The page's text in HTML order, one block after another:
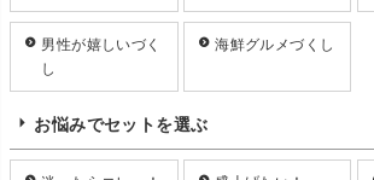
男性が嬉しいづく
し
海鮮グルメづくし
お悩みでセットを選ぶ